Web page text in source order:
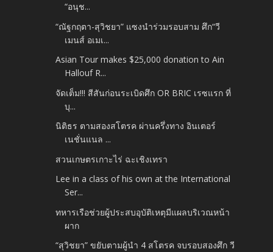
“อนุช...
“ณัฐกฤตา-สุวิชยา” แซงนำร่วมรอบสาม ศึก“วี
เมนส์ อเมเ...
Asian Tour makes $25,000 donation to Ain
Hallouf R...
จัดเต็ม!!! สีสันก่อนระเบิดศึก OR BRIC เรซแรก ที่
บุ...
นิติธร ตามสองสโตรค ผ่านครึ่งทาง อินเตอร์
เนชั่นแนล ...
สวนเกษตรเกาะไร่ ฉะเชิงเทรา
Lee in a class of his own at the International
Ser...
ทหารเรือช่วยผู้ประสบอุบัติเหตุมีแผลบริเวณหน้า
ผาก
“สุวิชยา” ขยับตามผู้นำ 4 สโตรค จบรอบสองศึก วี